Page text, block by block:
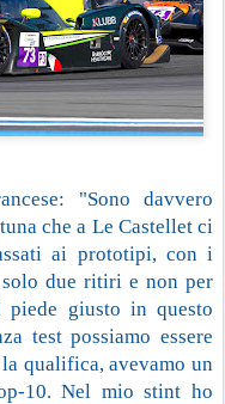
"Sono davvero
che a Le Castellet ci
ai prototipi, con i
due ritiri e non per
giusto in questo
test possiamo essere
qualifica, avevamo un
10. Nel mio stint ho